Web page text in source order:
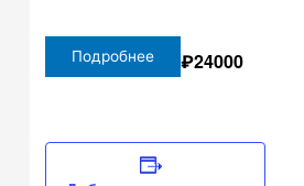
Подробнее ₽24000